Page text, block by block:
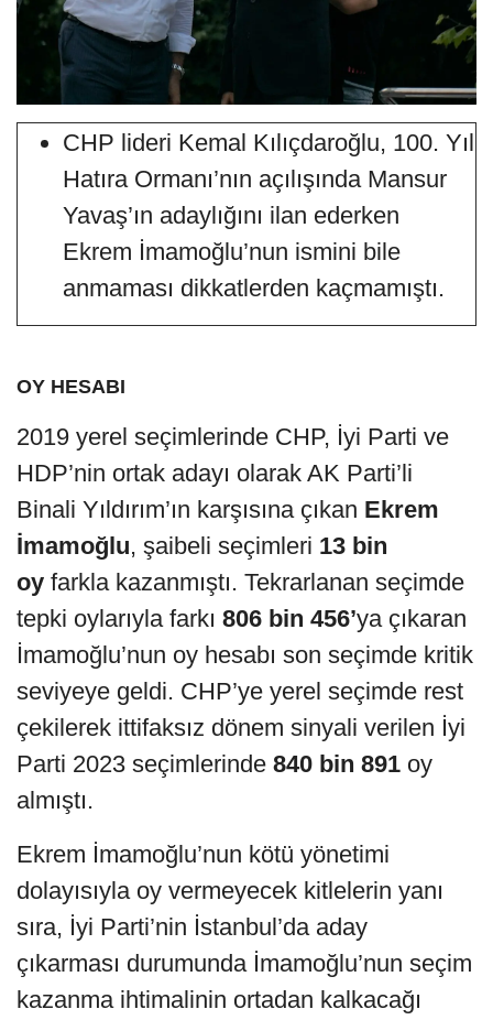
CHP lideri Kemal Kılıçdaroğlu, 100. Yıl
Hatıra Ormanı’nın açılışında Mansur
Yavaş’ın adaylığını ilan ederken
Ekrem İmamoğlu’nun ismini bile
anmaması dikkatlerden kaçmamıştı.
OY HESABI
2019 yerel seçimlerinde CHP, İyi Parti ve
HDP’nin ortak adayı olarak AK Parti’li
Binali Yıldırım’ın karşısına çıkan Ekrem
İmamoğlu, şaibeli seçimleri 13 bin
oy farkla kazanmıştı. Tekrarlanan seçimde
tepki oylarıyla farkı 806 bin 456’ya çıkaran
İmamoğlu’nun oy hesabı son seçimde kritik
seviyeye geldi. CHP’ye yerel seçimde rest
çekilerek ittifaksız dönem sinyali verilen İyi
Parti 2023 seçimlerinde 840 bin 891 oy
almıştı.
Ekrem İmamoğlu’nun kötü yönetimi
dolayısıyla oy vermeyecek kitlelerin yanı
sıra, İyi Parti’nin İstanbul’da aday
çıkarması durumunda İmamoğlu’nun seçim
kazanma ihtimalinin ortadan kalkacağı